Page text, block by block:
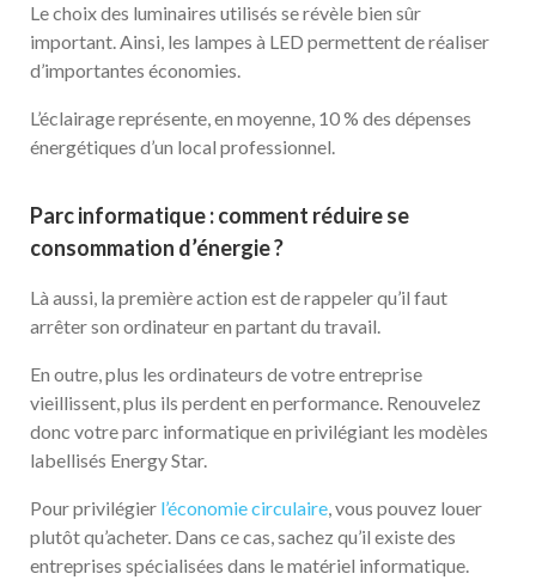
Le choix des luminaires utilisés se révèle bien sûr
important. Ainsi, les lampes à LED permettent de réaliser
d’importantes économies.
L’éclairage représente, en moyenne, 10 % des dépenses
énergétiques d’un local professionnel.
Parc informatique : comment réduire se
consommation d’énergie ?
Là aussi, la première action est de rappeler qu’il faut
arrêter son ordinateur en partant du travail.
En outre, plus les ordinateurs de votre entreprise
vieillissent, plus ils perdent en performance. Renouvelez
donc votre parc informatique en privilégiant les modèles
labellisés Energy Star.
Pour privilégier l’économie circulaire, vous pouvez louer
plutôt qu’acheter. Dans ce cas, sachez qu’il existe des
entreprises spécialisées dans le matériel informatique.